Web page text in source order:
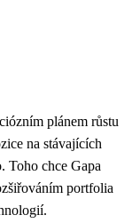
plánem růstu
na stávajících
Toho chce Gapa
portfolia